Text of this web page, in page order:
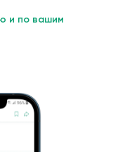
и по вашим